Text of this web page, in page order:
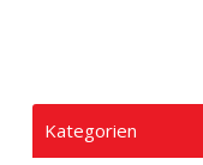
Kategorien